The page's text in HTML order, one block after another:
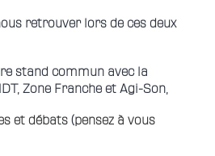
retrouver lors de ces deux
stand commun avec la
Zone Franche et Agi-Son,
et débats (pensez à vous